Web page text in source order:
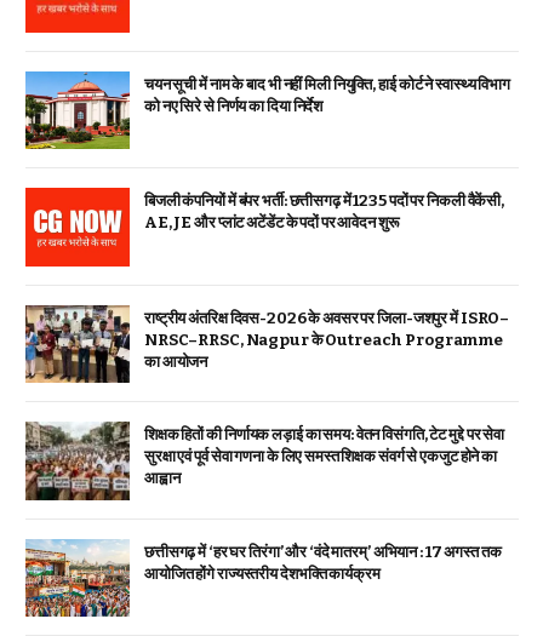
चयन सूची में नाम के बाद भी नहीं मिली नियुक्ति, हाई कोर्ट ने स्वास्थ्य विभाग
को नए सिरे से निर्णय का दिया निर्देश
बिजली कंपनियों में बंपर भर्ती: छत्तीसगढ़ में 1235 पदों पर निकली वैकेंसी,
AE, JE और प्लांट अटेंडेंट के पदों पर आवेदन शुरू
राष्ट्रीय अंतरिक्ष दिवस-2026 के अवसर पर जिला-जशपुर में ISRO–
NRSC–RRSC, Nagpur के Outreach Programme
का आयोजन
शिक्षक हितों की निर्णायक लड़ाई का समय: वेतन विसंगति, टेट मुद्दे पर सेवा
सुरक्षा एवं पूर्व सेवा गणना के लिए समस्त शिक्षक संवर्ग से एकजुट होने का
आह्वान
छत्तीसगढ़ में ‘हर घर तिरंगा’ और ‘वंदे मातरम्’ अभियान : 17 अगस्त तक
आयोजित होंगे राज्यस्तरीय देशभक्ति कार्यक्रम